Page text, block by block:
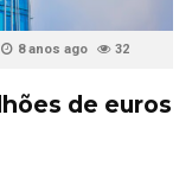
8 anos ago 32
de euros